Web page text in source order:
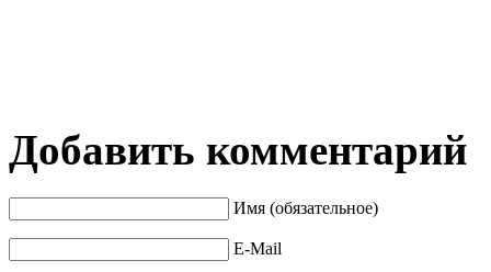
Добавить комментарий
Имя (обязательное)
E-Mail